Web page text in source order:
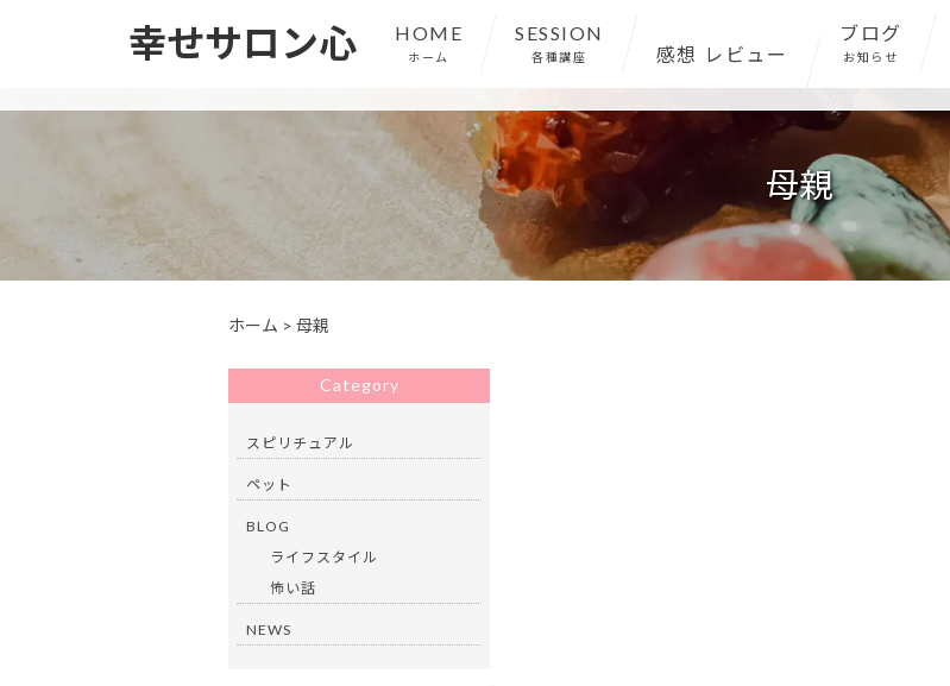
幸せサロン心 HOME
ホーム
SESSION
各種講座 感想 レビュー
ブログ
お知らせ
母親
ホーム > 母親
Category
スピリチュアル
ペット
BLOG
ライフスタイル
怖い話
NEWS